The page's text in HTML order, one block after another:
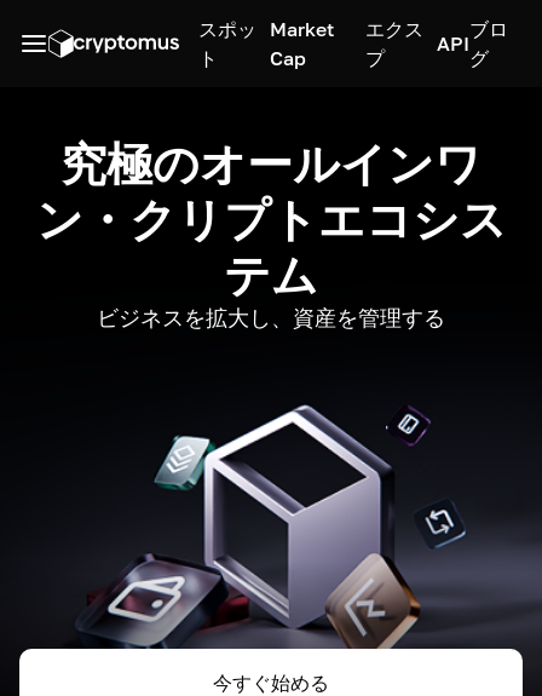
スポッ
ト
Market
Cap
エクス
プ
API
ブロ
グ
究極のオールインワ
ン・クリプトエコシス
テム
ビジネスを拡大し、資産を管理する
今すぐ始める